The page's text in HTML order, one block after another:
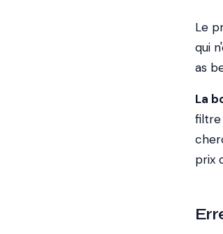
Le
qui
as
La
filtre
prix